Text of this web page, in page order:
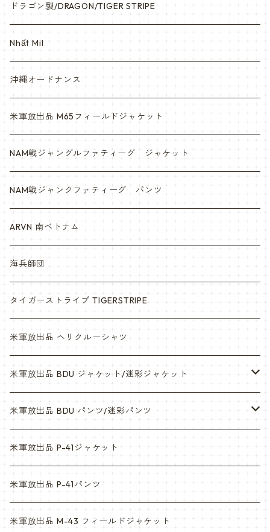
ドラゴン製/DRAGON/TIGER STRIPE
Nhất Mil
沖縄オードナンス
米軍放出品 M65フィールドジャケット
NAM戦ジャングルファティーグ ジャケット
NAM戦ジャンクファティーグ パンツ
ARVN 南ベトナム
海兵師団
タイガーストライプ TIGERSTRIPE
米軍放出品 ヘリクルーシャツ
米軍放出品 BDU ジャケット/迷彩ジャケット
ウッドランド
ACU
マルチカム
3c
米軍放出品 BDU パンツ/迷彩パンツ
ウッドランド
ACU
マルチカム
米軍放出品 P-41ジャケット
米軍放出品 P-41パンツ
米軍放出品 M-43 フィールドジャケット